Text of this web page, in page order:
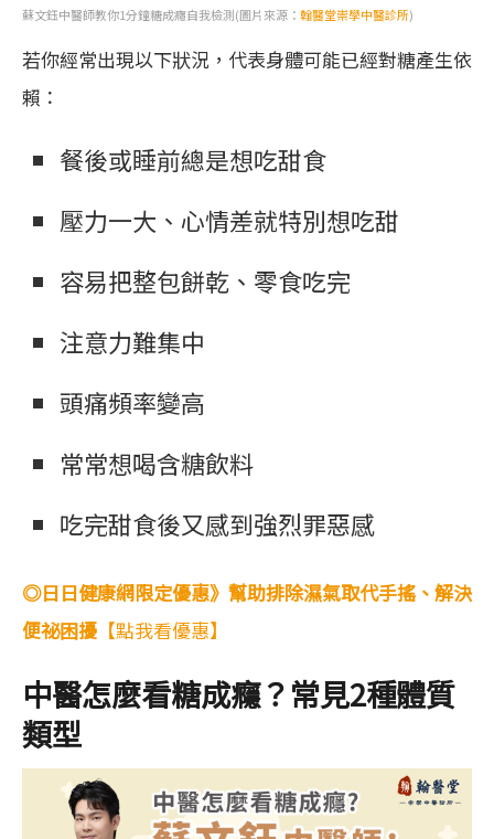
蘇文鈺中醫師教你1分鐘糖成癮自我檢測(圖片來源： 翰醫堂崇學中醫診所)
若你經常出現以下狀況，代表身體可能已經對糖產生依
賴：
餐後或睡前總是想吃甜食
壓力一大、心情差就特別想吃甜
容易把整包餅乾、零食吃完
注意力難集中
頭痛頻率變高
常常想喝含糖飲料
吃完甜食後又感到強烈罪惡感
◎日日健康網限定優惠》幫助排除濕氣取代手搖、解決
便祕困擾 【點我看優惠】
中醫怎麼看糖成癮？常見2種體質
類型